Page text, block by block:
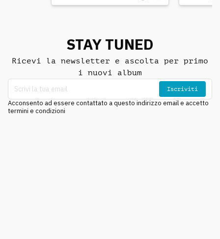
STAY TUNED
Ricevi la newsletter e ascolta per primo
i nuovi album
Iscriviti
Acconsento ad essere contattato a questo indirizzo email e accetto
termini e condizioni